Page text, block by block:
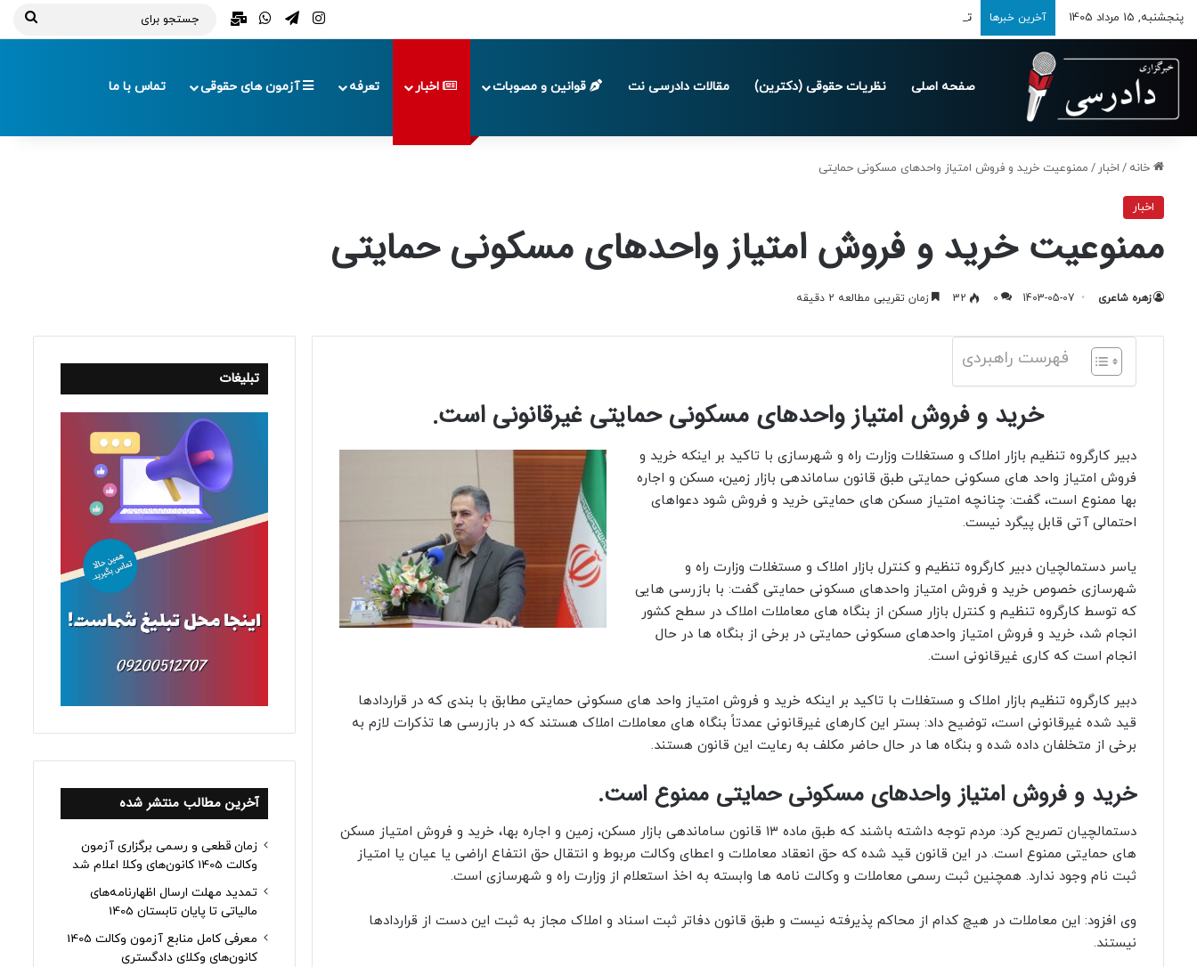
پنجشنبه, 15 مرداد 1405 آخرین خبرها تمدید مهلت ارسال اظهارنامه‌های مالیاتی تا پایان تابستان 1405 اینستاگرام
تلگرامواتس آپ
ایمیل
صفحه اصلی نظریات حقوقی (دکترین) مقالات دادرسی نت قوانین و مصوبات اخبار تعرفه آزمون های حقوقی تماس با ما
خانه / اخبار / ممنوعیت خرید و فروش امتیاز واحدهای مسکونی حمایتی
اخبار
ممنوعیت خرید و فروش امتیاز واحدهای مسکونی حمایتی
زهره شاعری 1403-05-07
0
32 زمان تقریبی مطالعه 2 دقیقه
فهرست راهبردی
خرید و فروش امتیاز واحدهای مسکونی حمایتی غیرقانونی است.
دبیر کارگروه تنظیم بازار املاک و مستغلات وزارت راه و شهرسازی با تاکید بر اینکه خرید و
فروش امتیاز واحد های مسکونی حمایتی طبق قانون ساماندهی بازار زمین، مسکن و اجاره
بها ممنوع است، گفت: چنانچه امتیاز مسکن های حمایتی خرید و فروش شود دعواهای
احتمالی آتی قابل پیگرد نیست.
یاسر دستمالچیان دبیر کارگروه تنظیم و کنترل بازار املاک و مستغلات وزارت راه و
شهرسازی خصوص خرید و فروش امتیاز واحدهای مسکونی حمایتی گفت: با بازرسی هایی
که توسط کارگروه تنظیم و کنترل بازار مسکن از بنگاه های معاملات املاک در سطح کشور
انجام شد، خرید و فروش امتیاز واحدهای مسکونی حمایتی در برخی از بنگاه ها در حال
انجام است که کاری غیرقانونی است.
دبیر کارگروه تنظیم بازار املاک و مستغلات با تاکید بر اینکه خرید و فروش امتیاز واحد های مسکونی حمایتی مطابق با بندی که در قراردادها
قید شده غیرقانونی است، توضیح داد: بستر این کارهای غیرقانونی عمدتاً بنگاه های معاملات املاک هستند که در بازرسی ها تذکرات لازم به
برخی از متخلفان داده شده و بنگاه ها در حال حاضر مکلف به رعایت این قانون هستند.
خرید و فروش امتیاز واحدهای مسکونی حمایتی ممنوع است.
دستمالچیان تصریح کرد: مردم توجه داشته باشند که طبق ماده ۱۳ قانون ساماندهی بازار مسکن، زمین و اجاره بها، خرید و فروش امتیاز مسکن
های حمایتی ممنوع است. در این قانون قید شده که حق انعقاد معاملات و اعطای وکالت مربوط و انتقال حق انتفاع اراضی یا عیان یا امتیاز
ثبت نام وجود ندارد. همچنین ثبت رسمی معاملات و وکالت نامه ها وابسته به اخذ استعلام از وزارت راه و شهرسازی است.
وی افزود: این معاملات در هیچ کدام از محاکم پذیرفته نیست و طبق قانون دفاتر ثبت اسناد و املاک مجاز به ثبت این دست از قراردادها
نیستند.
تبلیغات
آخرین مطالب منتشر شده
زمان قطعی و رسمی برگزاری آزمون
وکالت 1405 کانون‌های وکلا اعلام شد
تمدید مهلت ارسال اظهارنامه‌های
مالیاتی تا پایان تابستان 1405
معرفی کامل منابع آزمون وکالت 1405
کانون‌های وکلای دادگستری